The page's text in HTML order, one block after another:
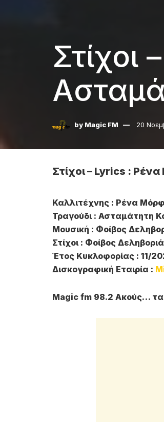
by Magic FM 20
Στίχοι – Lyrics :
Καλλιτέχνης : Ρένα
Τραγούδι : Ασταμάτητη
Μουσική : Φοίβος
Στίχοι : Φοίβος
Έτος Κυκλοφορίας : 11/
Δισκογραφική Εταιρία :
Magic fm 98.2 Ακούς…